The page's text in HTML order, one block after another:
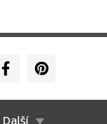
Další